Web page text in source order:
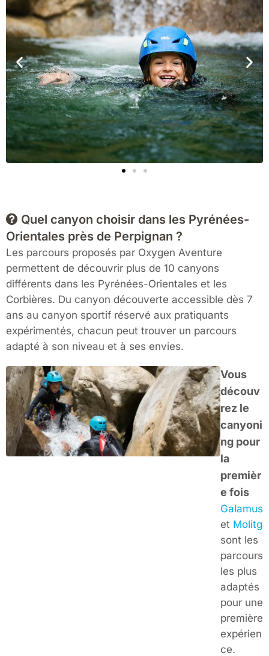
Quel canyon choisir dans les Pyrénées-
Orientales près de Perpignan ?
Les parcours proposés par Oxygen Aventure
permettent de découvrir plus de 10 canyons
différents dans les Pyrénées-Orientales et les
Corbières. Du canyon découverte accessible dès 7
ans au canyon sportif réservé aux pratiquants
expérimentés, chacun peut trouver un parcours
adapté à son niveau et à ses envies.
Vous
découv
rez le
canyoni
ng pour
la
premièr
e fois
Galamus
et Molitg
sont les
parcours
les plus
adaptés
pour une
première
expérien
ce.